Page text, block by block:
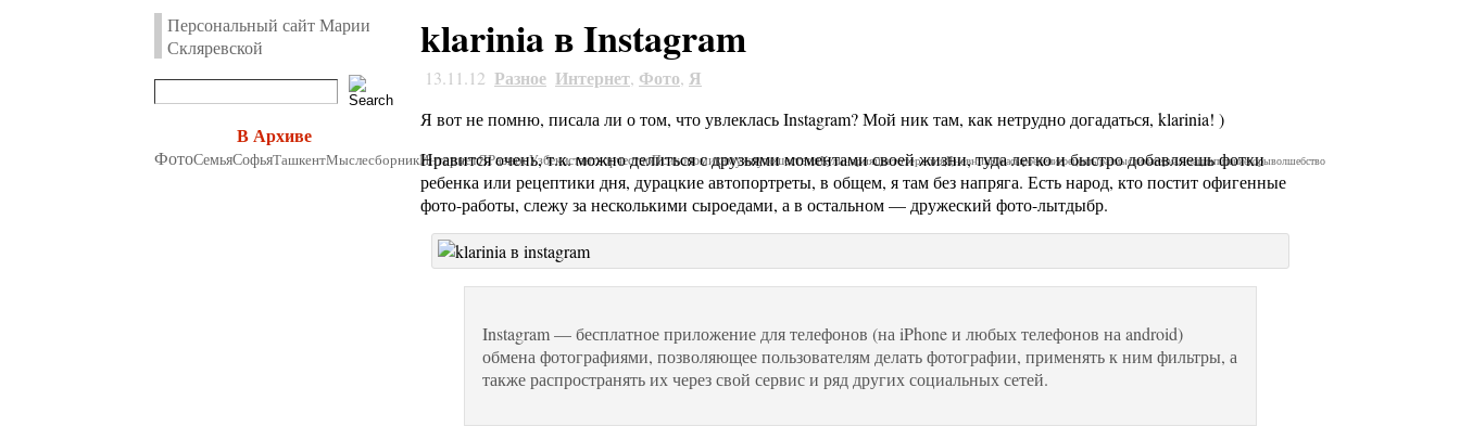
Персональный сайт Марии
Скляревской
В Архиве
ФотоСемьяСофьяТашкентМыслесборникИнтернетЯРазноеУзбекистантворчествоПсихономикамужпутешествияКулинарияцветотерапияДневникЮнасыроедениерецептыразмыслиматериализацияпитаниегорыволшебство
klarinia в Instagram
13.11.12 Разное Интернет, Фото, Я
Я вот не помню, писала ли о том, что увлеклась Instagram? Мой ник там, как нетрудно догадаться, klarinia! )
Нравится очень, т.к. можно делиться с друзьями моментами своей жизни, туда легко и быстро добавляешь фотки
ребенка или рецептики дня, дурацкие автопортреты, в общем, я там без напряга. Есть народ, кто постит офигенные
фото-работы, слежу за несколькими сыроедами, а в остальном — дружеский фото-лытдыбр.
Instagram — бесплатное приложение для телефонов (на iPhone и любых телефонов на android)
обмена фотографиями, позволяющее пользователям делать фотографии, применять к ним фильтры, а
также распространять их через свой сервис и ряд других социальных сетей.